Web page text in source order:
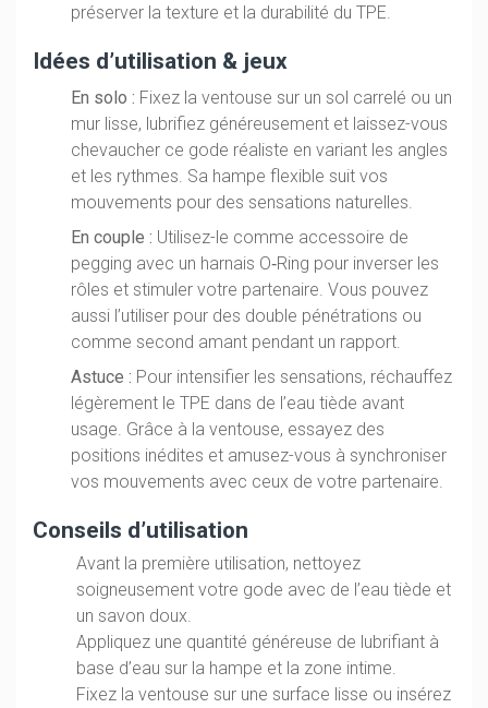
préserver la texture et la durabilité du TPE.
Idées d’utilisation & jeux
En solo : Fixez la ventouse sur un sol carrelé ou un
mur lisse, lubrifiez généreusement et laissez-vous
chevaucher ce gode réaliste en variant les angles
et les rythmes. Sa hampe flexible suit vos
mouvements pour des sensations naturelles.
En couple : Utilisez-le comme accessoire de
pegging avec un harnais O‑Ring pour inverser les
rôles et stimuler votre partenaire. Vous pouvez
aussi l’utiliser pour des double pénétrations ou
comme second amant pendant un rapport.
Astuce : Pour intensifier les sensations, réchauffez
légèrement le TPE dans de l’eau tiède avant
usage. Grâce à la ventouse, essayez des
positions inédites et amusez-vous à synchroniser
vos mouvements avec ceux de votre partenaire.
Conseils d’utilisation
Avant la première utilisation, nettoyez
soigneusement votre gode avec de l’eau tiède et
un savon doux.
Appliquez une quantité généreuse de lubrifiant à
base d’eau sur la hampe et la zone intime.
Fixez la ventouse sur une surface lisse ou insérez